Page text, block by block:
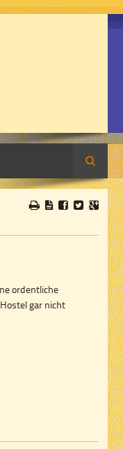
Suche
ordentliche
gar nicht